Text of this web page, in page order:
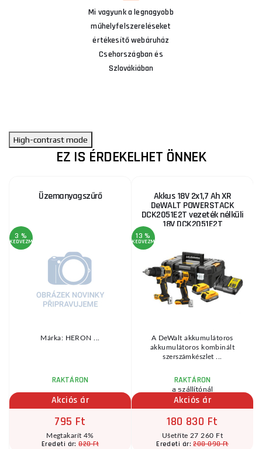
Mi vagyunk a legnagyobb
műhelyfelszereléseket
értékesítő webáruház
Csehországban és
Szlovákiában
High-contrast mode
EZ IS ÉRDEKELHET ÖNNEK
Üzemanyagszűrő
3 %
KEDVEZMÉNY
Márka: HERON ...
RAKTÁRON
Akciós ár
795 Ft
Megtakarít 4%
Eredeti ár:820 Ft
Akkus 18V 2x1,7 Ah XR
DeWALT POWERSTACK
DCK2051E2T vezeték nélküli
18V DCK2051E2T
13 %
KEDVEZMÉNY
A DeWalt akkumulátoros
akkumulátoros kombinált
szerszámkészlet ...
RAKTÁRON
a szállítónál
Akciós ár
180 830 Ft
Ušetříte 27 260 Ft
Eredeti ár:208 090 Ft